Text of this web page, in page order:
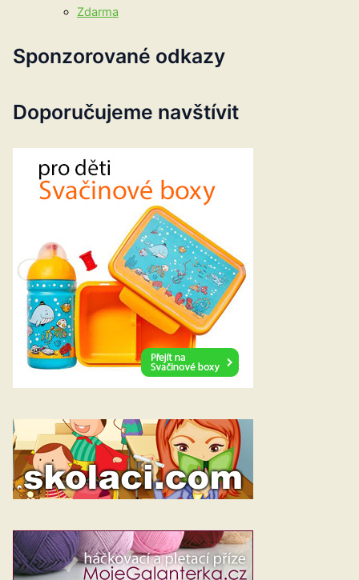
Zdarma
Sponzorované odkazy
Doporučujeme navštívit